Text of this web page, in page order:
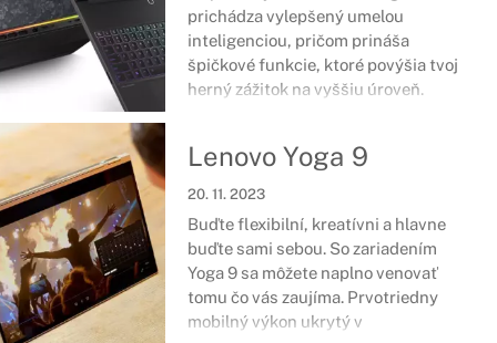
prichádza vylepšený umelou
inteligenciou, pričom prináša
špičkové funkcie, ktoré povýšia tvoj
herný zážitok na vyššiu úroveň.
Už ti nič nestojí v ceste.
Lenovo Yoga 9
20. 11. 2023
Buďte flexibilní, kreatívni a hlavne
buďte sami sebou. So zariadením
Yoga 9 sa môžete naplno venovať
tomu čo vás zaujíma. Prvotriedny
mobilný výkon ukrytý v